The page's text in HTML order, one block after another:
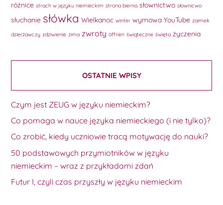
różnice strach w języku niemieckim strona bierna słownictwo słownicwo
słuchanie słówka Wielkanoc winter wymowa YouTube zaimek
dzierżawczy zdziwienie zima zwroty öffnen świąteczne święta życzenia
OSTATNIE WPISY
Czym jest ZEUG w języku niemieckim?
Co pomaga w nauce języka niemieckiego (i nie tylko)?
Co zrobić, kiedy uczniowie tracą motywację do nauki?
50 podstawowych przymiotników w języku
niemieckim – wraz z przykładami zdań
Futur I, czyli czas przyszły w języku niemieckim